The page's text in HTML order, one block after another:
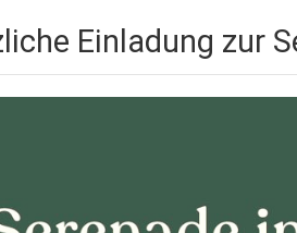
StellenangeboteGeschichte
Einladung zur